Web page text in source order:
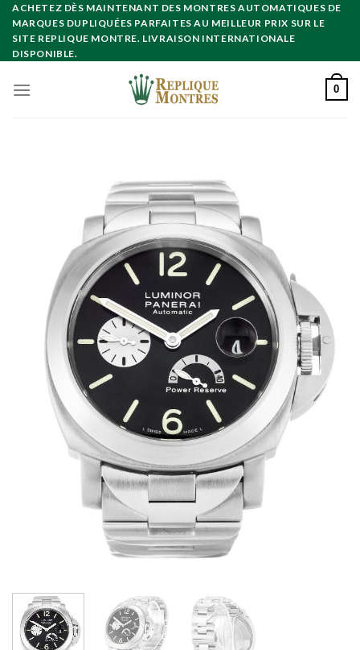
Skip
content
ACHETEZ DÈS MAINTENANT DES MONTRES AUTOMATIQUES DE
MARQUES DUPLIQUÉES PARFAITES AU MEILLEUR PRIX SUR LE
SITE REPLIQUE MONTRE. LIVRAISON INTERNATIONALE
DISPONIBLE.
0